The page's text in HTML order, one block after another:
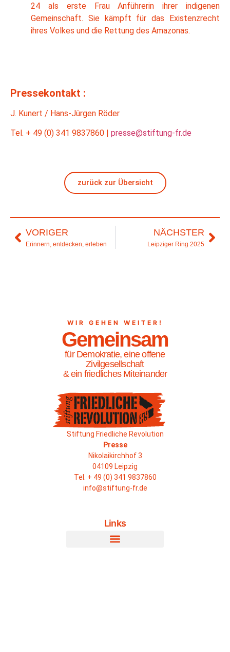
24 als erste Frau Anführerin ihrer indigenen
Gemeinschaft. Sie kämpft für das Existenzrecht
ihres Volkes und die Rettung des Amazonas.
Pressekontakt :
J. Kunert / Hans-Jürgen Röder
Tel. + 49 (0) 341 9837860 | presse@stiftung-fr.de
zurück zur Übersicht
VORIGER
Erinnern, entdecken, erleben
NÄCHSTER
Leipziger Ring 2025
WIR GEHEN WEITER!
Gemeinsam
für Demokratie, eine offene
Zivilgesellschaft
& ein friedliches Miteinander
Stiftung Friedliche Revolution
Presse
Nikolaikirchhof 3
04109 Leipzig
Tel. + 49 (0) 341 9837860
info@stiftung-fr.de
Links